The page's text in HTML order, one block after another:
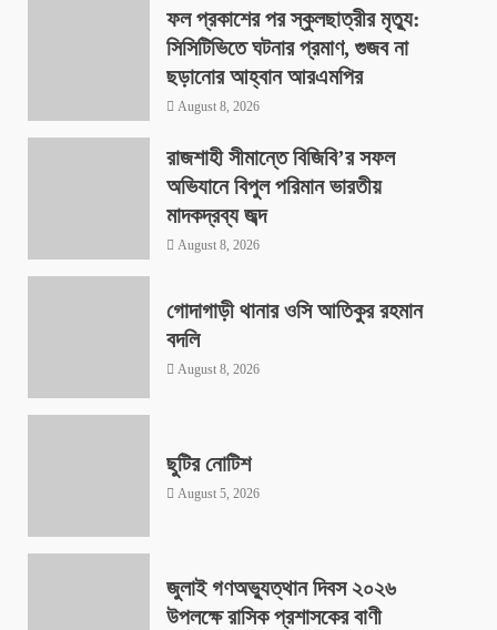
ফল প্রকাশের পর স্কুলছাত্রীর মৃত্যু:
সিসিটিভিতে ঘটনার প্রমাণ, গুজব না
ছড়ানোর আহ্বান আরএমপির
August 8, 2026
রাজশাহী সীমান্তে বিজিবি’র সফল
অভিযানে বিপুল পরিমান ভারতীয়
মাদকদ্রব্য জব্দ
August 8, 2026
গোদাগাড়ী থানার ওসি আতিকুর রহমান
বদলি
August 8, 2026
ছুটির নোটিশ
August 5, 2026
জুলাই গণঅভ্যুত্থান দিবস ২০২৬
উপলক্ষে রাসিক প্রশাসকের বাণী